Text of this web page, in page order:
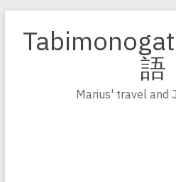
Inhalt
springen
語
Marius' travel and